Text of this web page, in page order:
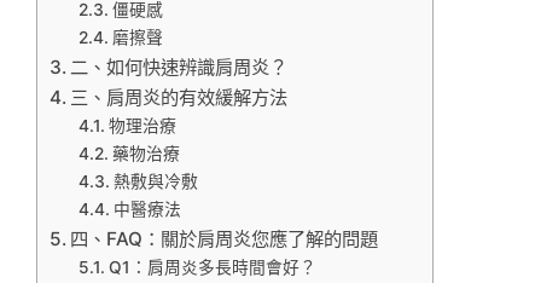
僵硬感
磨擦聲
二、如何快速辨識肩周炎？
三、肩周炎的有效緩解方法
物理治療
藥物治療
熱敷與冷敷
中醫療法
四、FAQ：關於肩周炎您應了解的問題
Q1：肩周炎多長時間會好？